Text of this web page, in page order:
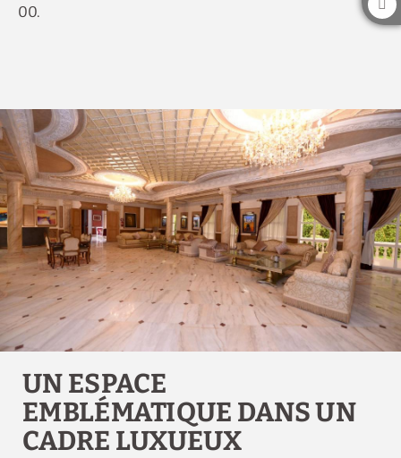
00.
UN ESPACE
EMBLÉMATIQUE DANS UN
CADRE LUXUEUX